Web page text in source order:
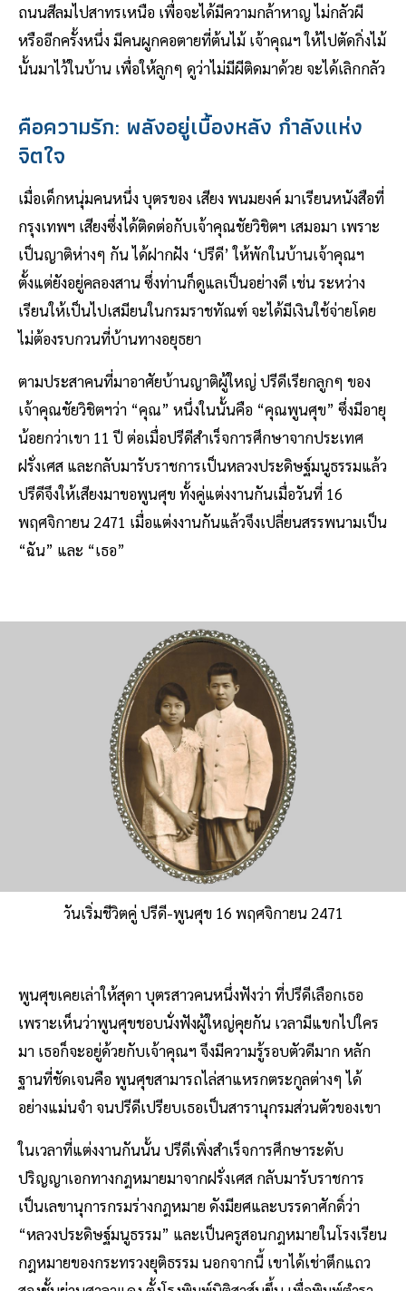
ถนนสีลมไปสาทรเหนือ เพื่อจะได้มีความกล้าหาญ ไม่กลัวผี
หรืออีกครั้งหนึ่ง มีคนผูกคอตายที่ต้นไม้ เจ้าคุณฯ ให้ไปตัดกิ่งไม้
นั้นมาไว้ในบ้าน เพื่อให้ลูกๆ ดูว่าไม่มีผีติดมาด้วย จะได้เลิกกลัว
คือความรัก: พลังอยู่เบื้องหลัง กำลังแห่ง
จิตใจ
เมื่อเด็กหนุ่มคนหนึ่ง บุตรของ เสียง พนมยงค์ มาเรียนหนังสือที่
กรุงเทพฯ เสียงซึ่งได้ติดต่อกับเจ้าคุณชัยวิชิตฯ เสมอมา เพราะ
เป็นญาติห่างๆ กัน ได้ฝากฝัง ‘ปรีดี’ ให้พักในบ้านเจ้าคุณฯ
ตั้งแต่ยังอยู่คลองสาน ซึ่งท่านก็ดูแลเป็นอย่างดี เช่น ระหว่าง
เรียนให้เป็นไปเสมียนในกรมราชทัณฑ์ จะได้มีเงินใช้จ่ายโดย
ไม่ต้องรบกวนที่บ้านทางอยุธยา
ตามประสาคนที่มาอาศัยบ้านญาติผู้ใหญ่ ปรีดีเรียกลูกๆ ของ
เจ้าคุณชัยวิชิตฯว่า “คุณ” หนึ่งในนั้นคือ “คุณพูนศุข” ซึ่งมีอายุ
น้อยกว่าเขา 11 ปี ต่อเมื่อปรีดีสำเร็จการศึกษาจากประเทศ
ฝรั่งเศส และกลับมารับราชการเป็นหลวงประดิษฐ์มนูธรรมแล้ว
ปรีดีจึงให้เสียงมาขอพูนศุข ทั้งคู่แต่งงานกันเมื่อวันที่ 16
พฤศจิกายน 2471 เมื่อแต่งงานกันแล้วจึงเปลี่ยนสรรพนามเป็น
“ฉัน” และ “เธอ”
วันเริ่มชีวิตคู่ ปรีดี-พูนศุข 16 พฤศจิกายน 2471
พูนศุขเคยเล่าให้สุดา บุตรสาวคนหนึ่งฟังว่า ที่ปรีดีเลือกเธอ
เพราะเห็นว่าพูนศุขชอบนั่งฟังผู้ใหญ่คุยกัน เวลามีแขกไปใคร
มา เธอก็จะอยู่ด้วยกับเจ้าคุณฯ จึงมีความรู้รอบตัวดีมาก หลัก
ฐานที่ชัดเจนคือ พูนศุขสามารถไล่สาแหรกตระกูลต่างๆ ได้
อย่างแม่นจำ จนปรีดีเปรียบเธอเป็นสารานุกรมส่วนตัวของเขา
ในเวลาที่แต่งงานกันนั้น ปรีดีเพิ่งสำเร็จการศึกษาระดับ
ปริญญาเอกทางกฎหมายมาจากฝรั่งเศส กลับมารับราชการ
เป็นเลขานุการกรมร่างกฎหมาย ดังมียศและบรรดาศักดิ์ว่า
“หลวงประดิษฐ์มนูธรรม” และเป็นครูสอนกฎหมายในโรงเรียน
กฎหมายของกระทรวงยุติธรรม นอกจากนี้ เขาได้เช่าตึกแถว